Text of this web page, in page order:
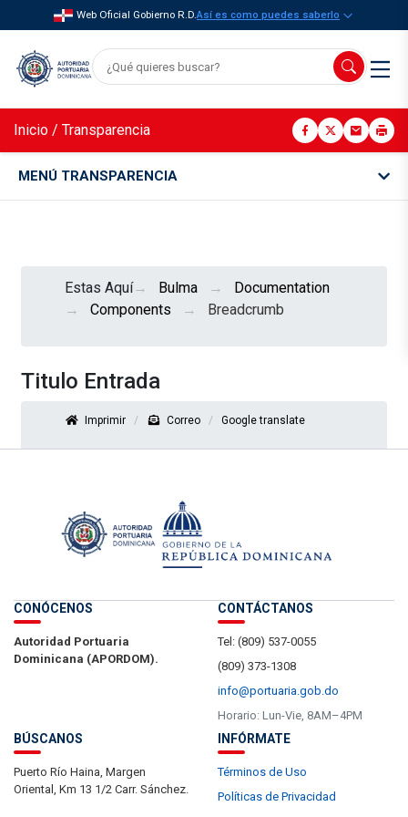
Web Oficial Gobierno R.D.Así es como puedes saberlo
Inicio / Transparencia
MENÚ TRANSPARENCIA
Estas Aquí Bulma
Documentation
Components
Breadcrumb
Titulo Entrada
Imprimir Correo Google translate
CONÓCENOS
Autoridad Portuaria
Dominicana (APORDOM).
CONTÁCTANOS
Tel: (809) 537-0055
(809) 373-1308
info@portuaria.gob.do
Horario: Lun-Vie, 8AM–4PM
BÚSCANOS
Puerto Río Haina, Margen
Oriental, Km 13 1/2 Carr. Sánchez.
INFÓRMATE
Términos de Uso
Políticas de Privacidad